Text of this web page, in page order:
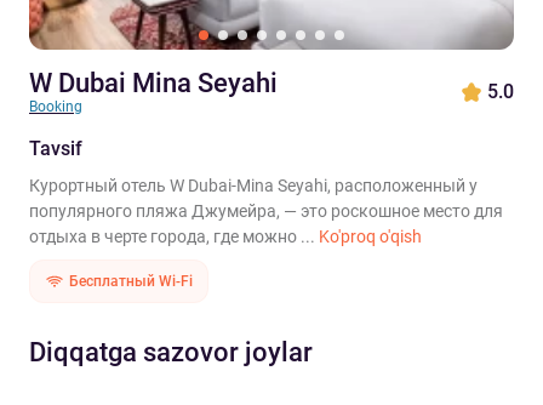
W Dubai Mina Seyahi
Booking
5.0
Tavsif
Курортный отель W Dubai-Mina Seyahi, расположенный у
популярного пляжа Джумейра, — это роскошное место для
отдыха в черте города, где можно ... Ko'proq o'qish
Бесплатный Wi-Fi
Diqqatga sazovor joylar